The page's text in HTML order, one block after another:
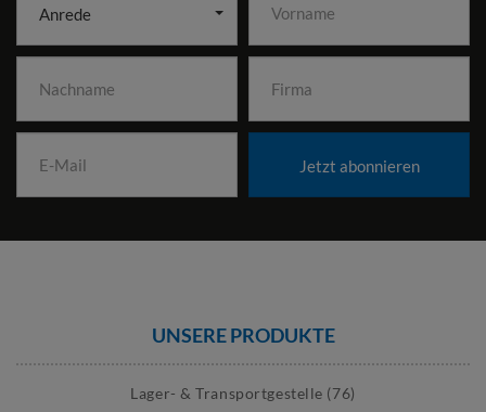
Anrede
Jetzt abonnieren
UNSERE PRODUKTE
Lager- & Transportgestelle (76)